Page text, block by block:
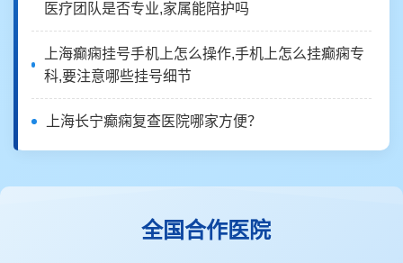
医疗团队是否专业,家属能陪护吗
上海癫痫挂号手机上怎么操作,手机上怎么挂癫痫专
科,要注意哪些挂号细节
上海长宁癫痫复查医院哪家方便？
全国合作医院